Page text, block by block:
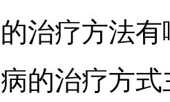
治疗方法
的治疗方